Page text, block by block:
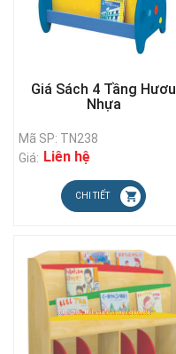
Giá Sách 4 Tầng Hươu
Nhựa
Mã SP: TN238
Giá: Liên hệ
CHI TIẾT